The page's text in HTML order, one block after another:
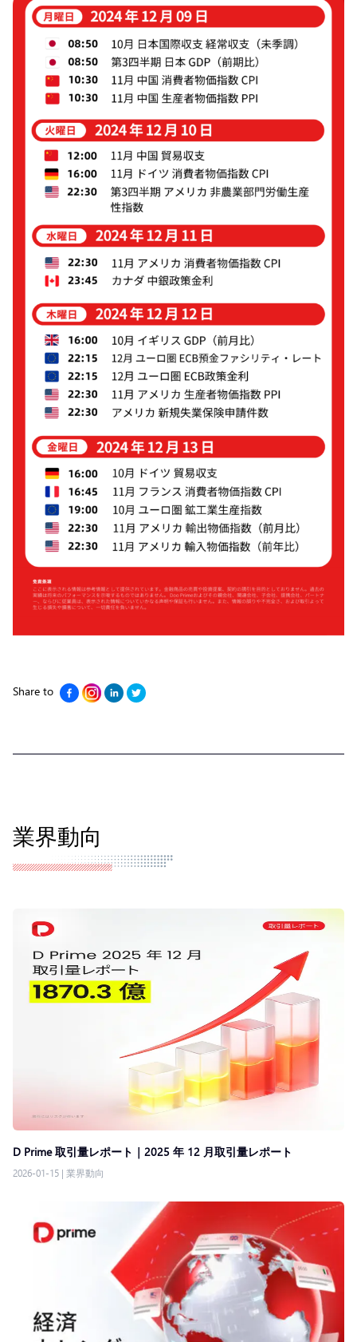
Share to
業界動向
D Prime 取引量レポート｜2025 年 12 月取引量レポート
2026-01-15 | 業界動向